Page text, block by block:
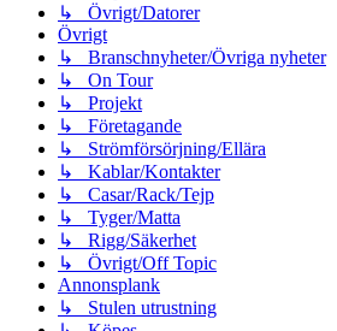
↳ Övrigt/Datorer
Övrigt
↳ Branschnyheter/Övriga nyheter
↳ On Tour
↳ Projekt
↳ Företagande
↳ Strömförsörjning/Ellära
↳ Kablar/Kontakter
↳ Casar/Rack/Tejp
↳ Tyger/Matta
↳ Rigg/Säkerhet
↳ Övrigt/Off Topic
Annonsplank
↳ Stulen utrustning